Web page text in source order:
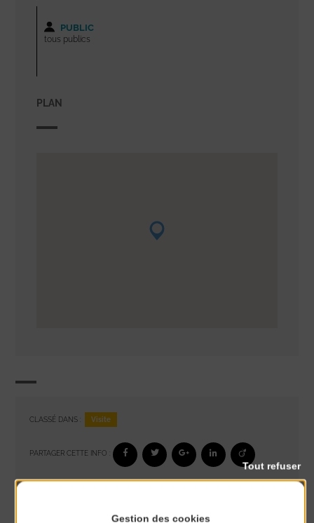
PUBLIC
tous publics
PLAN
CLASSÉ DANS : Visite
PARTAGER CETTE INFO :
Gestion des cookies
Tout refuser